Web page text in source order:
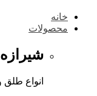
خانه
محصولات
انواع طلق